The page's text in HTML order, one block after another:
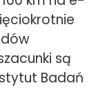
są
Badań